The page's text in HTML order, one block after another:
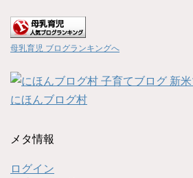
母乳育児 ブログランキングへ
にほんブログ村
メタ情報
ログイン